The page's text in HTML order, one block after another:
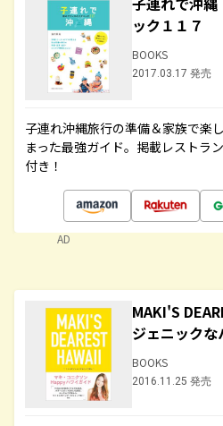
ック１１７
BOOKS
2017.03.17 発売
子連れ沖縄旅行の準備＆家族で楽
まった最強ガイド。掲載レストラ
付き！
AD
MAKI'S
ジェニックな
BOOKS
2016.11.25 発売